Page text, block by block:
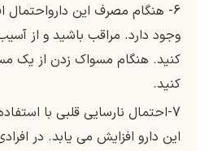
6- هنگام مصرف این دارواحتمال
وجود دارد. مراقب باشید و از
کنید. هنگام مسواک زدن از یک
کنید.
7-احتمال نارسایی قلبی با
این دارو افزایش می یابد. در